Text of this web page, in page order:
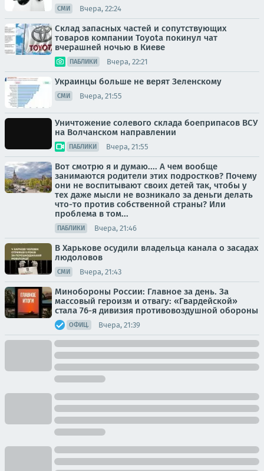
СМИ Вчера, 22:24
Склад запасных частей и сопутствующих
товаров компании Toyota покинул чат
вчерашней ночью в Киеве
ПАБЛИКИ Вчера, 22:21
Украинцы больше не верят Зеленскому
СМИ Вчера, 21:55
Уничтожение солевого склада боеприпасов ВСУ
на Волчанском направлении
ПАБЛИКИ Вчера, 21:55
Вот смотрю я и думаю.... А чем вообще
занимаются родители этих подростков? Почему
они не воспитывают своих детей так, чтобы у
тех даже мысли не возникало за деньги делать
что-то против собственной страны? Или
проблема в том...
ПАБЛИКИ Вчера, 21:46
В Харькове осудили владельца канала о засадах
людоловов
СМИ Вчера, 21:43
Минобороны России: Главное за день. За
массовый героизм и отвагу: «Гвардейской»
стала 76-я дивизия противовоздушной обороны
ОФИЦ. Вчера, 21:39